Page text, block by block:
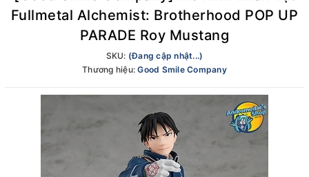
Fullmetal Alchemist: Brotherhood POP UP
PARADE Roy Mustang
SKU: (Đang cập nhật...)
Thương hiệu:Good Smile Company